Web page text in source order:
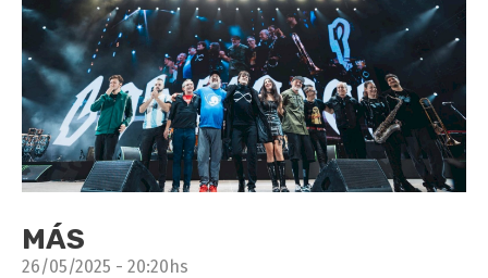
MÁS
26/05/2025 - 20:20hs